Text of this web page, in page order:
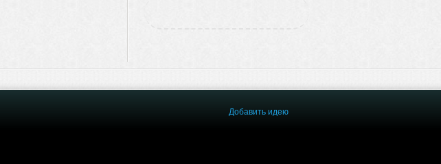
Добавить идею